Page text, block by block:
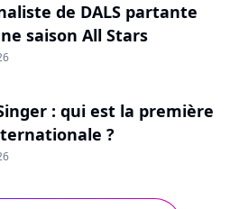
de DALS partante
saison All Stars
: qui est la première
?